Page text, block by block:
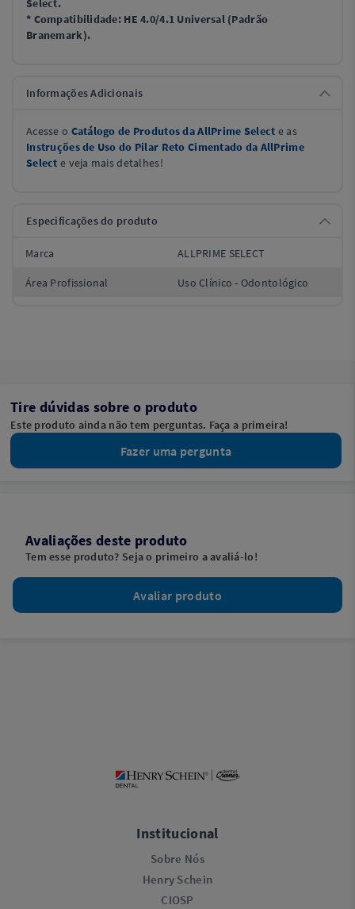
Select.
* Compatibilidade: HE 4.0/4.1 Universal (Padrão
Branemark).
Informações Adicionais
Acesse o Catálogo de Produtos da AllPrime Select e as
Instruções de Uso do Pilar Reto Cimentado da AllPrime
Select e veja mais detalhes!
Especificações do produto
Marca ALLPRIME SELECT
Área Profissional Uso Clínico - Odontológico
Tire dúvidas sobre o produto
Este produto ainda não tem perguntas. Faça a primeira!
Fazer uma pergunta
Avaliações deste produto
Tem esse produto? Seja o primeiro a avaliá-lo!
Avaliar produto
Institucional
Sobre Nós
Henry Schein
CIOSP